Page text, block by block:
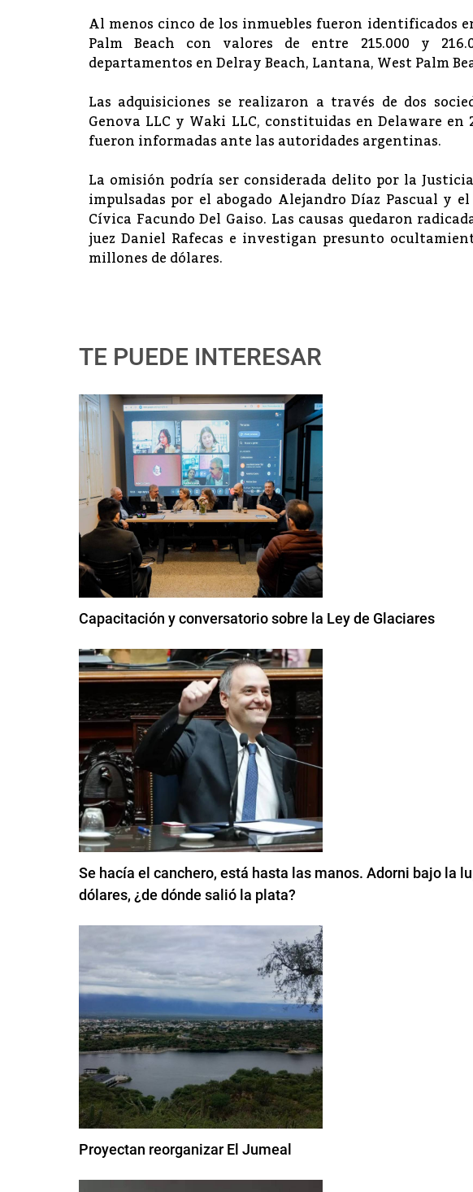
Al menos cinco de los inmuebles fueron identificados
Palm Beach con valores de entre 215.000 y
departamentos en Delray Beach, Lantana, West Palm
Las adquisiciones se realizaron a través de dos
Genova LLC y Waki LLC, constituidas en Delaware en
fueron informadas ante las autoridades argentinas.
La omisión podría ser considerada delito por la
impulsadas por el abogado Alejandro Díaz Pascual y
Cívica Facundo Del Gaiso. Las causas quedaron
juez Daniel Rafecas e investigan presunto
millones de dólares.
TE PUEDE INTERESAR
Capacitación y conversatorio sobre la Ley de Glaciares
Se hacía el canchero, está hasta las manos. Adorni bajo la
dólares, ¿de dónde salió la plata?
Proyectan reorganizar El Jumeal